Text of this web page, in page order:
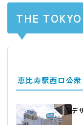
THE
恵比寿駅西口公
デ